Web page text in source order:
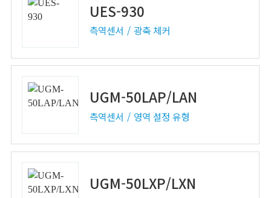
UES-930
측역센서 광축 체커
UGM-50LAP/LAN
측역센서 영역 설정 유형
UGM-50LXP/LXN